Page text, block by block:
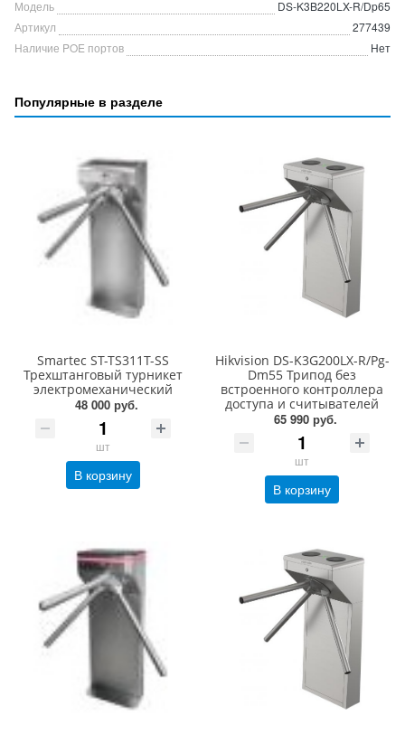
Модель
DS-K3B220LX-R/Dp65
Артикул
277439
Наличие POE портов
Нет
Популярные в разделе
Smartec ST-TS311T-SS
Трехштанговый турникет
электромеханический
48 000 руб.
шт
В корзину
Hikvision DS-K3G200LX-R/Pg-
Dm55 Трипод без
встроенного контроллера
доступа и считывателей
65 990 руб.
шт
В корзину